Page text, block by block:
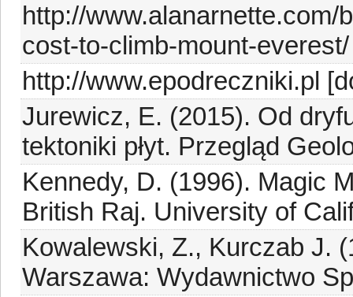
http://
cost-to-climb-mount-
http://www.epodreczniki.pl
Jurewicz, E. (2015). Od
tektoniki płyt. Przegląd
Kennedy, D. (1996). Magic
British Raj. University of
Kowalewski, Z., Kurczab J.
Warszawa: Wydawnictwo